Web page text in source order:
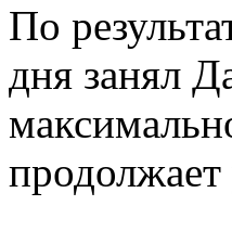
По
дня занял